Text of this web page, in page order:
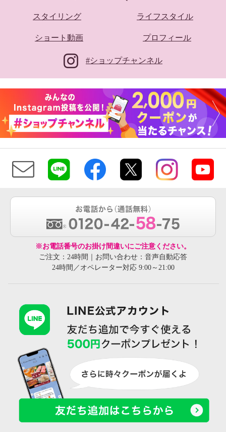
スタイリング ライフスタイル
ショート動画 プロフィール
#ショップチャンネル
※お電話番号のお掛け間違いにご注意ください。
ご注文：24時間｜お問い合わせ：音声自動応答
24時間／オペレーター対応 9:00～21:00